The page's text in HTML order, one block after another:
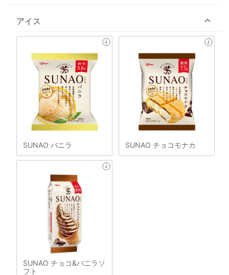
アイス
SUNAO バニラ SUNAO チョコモナカ
SUNAO チョコ&バニラソ
フト